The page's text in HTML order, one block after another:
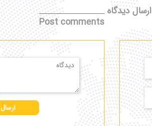
ارسال دیدگاه
Post comments
ارسال